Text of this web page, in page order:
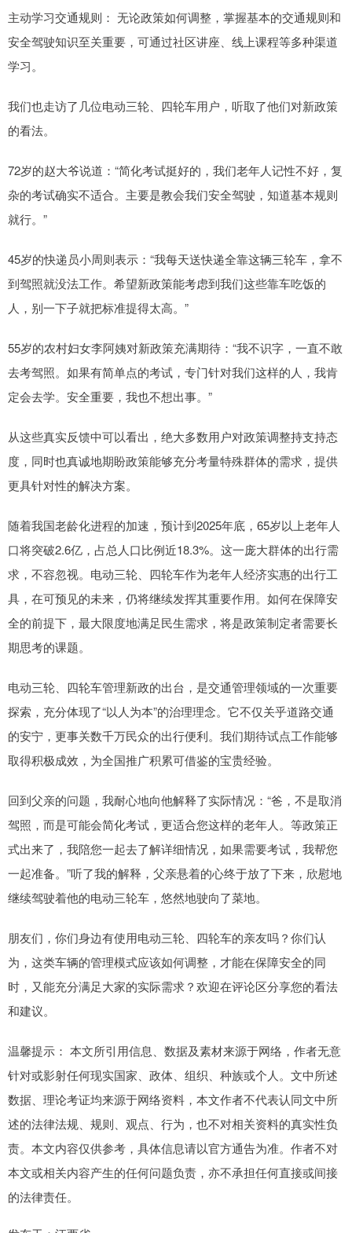
主动学习交通规则： 无论政策如何调整，掌握基本的交通规则和
安全驾驶知识至关重要，可通过社区讲座、线上课程等多种渠道
学习。
我们也走访了几位电动三轮、四轮车用户，听取了他们对新政策
的看法。
72岁的赵大爷说道：“简化考试挺好的，我们老年人记性不好，复
杂的考试确实不适合。主要是教会我们安全驾驶，知道基本规则
就行。”
45岁的快递员小周则表示：“我每天送快递全靠这辆三轮车，拿不
到驾照就没法工作。希望新政策能考虑到我们这些靠车吃饭的
人，别一下子就把标准提得太高。”
55岁的农村妇女李阿姨对新政策充满期待：“我不识字，一直不敢
去考驾照。如果有简单点的考试，专门针对我们这样的人，我肯
定会去学。安全重要，我也不想出事。”
从这些真实反馈中可以看出，绝大多数用户对政策调整持支持态
度，同时也真诚地期盼政策能够充分考量特殊群体的需求，提供
更具针对性的解决方案。
随着我国老龄化进程的加速，预计到2025年底，65岁以上老年人
口将突破2.6亿，占总人口比例近18.3%。这一庞大群体的出行需
求，不容忽视。电动三轮、四轮车作为老年人经济实惠的出行工
具，在可预见的未来，仍将继续发挥其重要作用。如何在保障安
全的前提下，最大限度地满足民生需求，将是政策制定者需要长
期思考的课题。
电动三轮、四轮车管理新政的出台，是交通管理领域的一次重要
探索，充分体现了“以人为本”的治理理念。它不仅关乎道路交通
的安宁，更事关数千万民众的出行便利。我们期待试点工作能够
取得积极成效，为全国推广积累可借鉴的宝贵经验。
回到父亲的问题，我耐心地向他解释了实际情况：“爸，不是取消
驾照，而是可能会简化考试，更适合您这样的老年人。等政策正
式出来了，我陪您一起去了解详细情况，如果需要考试，我帮您
一起准备。”听了我的解释，父亲悬着的心终于放了下来，欣慰地
继续驾驶着他的电动三轮车，悠然地驶向了菜地。
朋友们，你们身边有使用电动三轮、四轮车的亲友吗？你们认
为，这类车辆的管理模式应该如何调整，才能在保障安全的同
时，又能充分满足大家的实际需求？欢迎在评论区分享您的看法
和建议。
温馨提示： 本文所引用信息、数据及素材来源于网络，作者无意
针对或影射任何现实国家、政体、组织、种族或个人。文中所述
数据、理论考证均来源于网络资料，本文作者不代表认同文中所
述的法律法规、规则、观点、行为，也不对相关资料的真实性负
责。本文内容仅供参考，具体信息请以官方通告为准。作者不对
本文或相关内容产生的任何问题负责，亦不承担任何直接或间接
的法律责任。